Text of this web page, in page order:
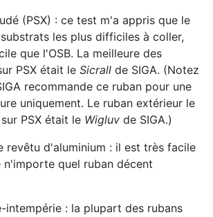
(PSX) : ce test m'a appris que le
les plus difficiles à coller,
que l'OSB. La meilleure des
PSX était le Sicrall de SIGA. (Notez
recommande ce ruban pour une
uniquement. Le ruban extérieur le
PSX était le Wigluv de SIGA.)
revêtu d'aluminium : il est très facile
n'importe quel ruban décent
intempérie : la plupart des rubans